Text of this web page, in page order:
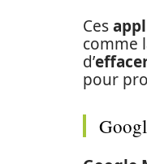
Ces
comme
d’
pour